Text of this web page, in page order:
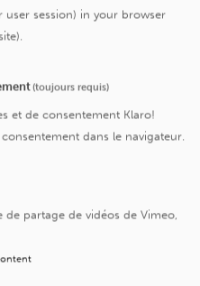
Saint-Luc
user session) in your browser
(toujours requis)
et de consentement Klaro!
dans le navigateur.
partage de vidéos de Vimeo,